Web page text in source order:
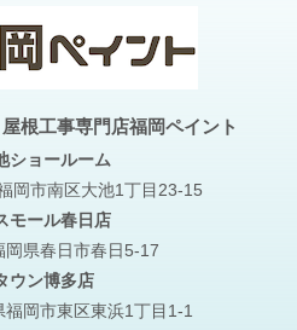
根工事専門店福岡ペイント
ショールーム
岡市南区大池1丁目23-15
モール春日店
県春日市春日5-17
ウン博多店
岡市東区東浜1丁目1-1